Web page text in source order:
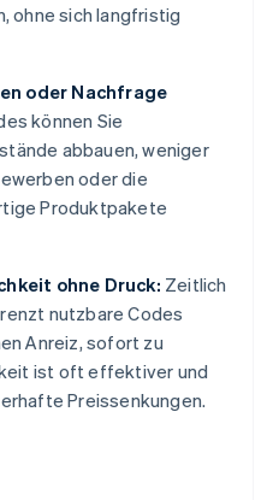
ohne sich langfristig
oder Nachfrage
können Sie
abbauen, weniger
oder die
Produktpakete
ohne Druck: Zeitlich
nutzbare Codes
Anreiz, sofort zu
ist oft effektiver und
Preissenkungen.